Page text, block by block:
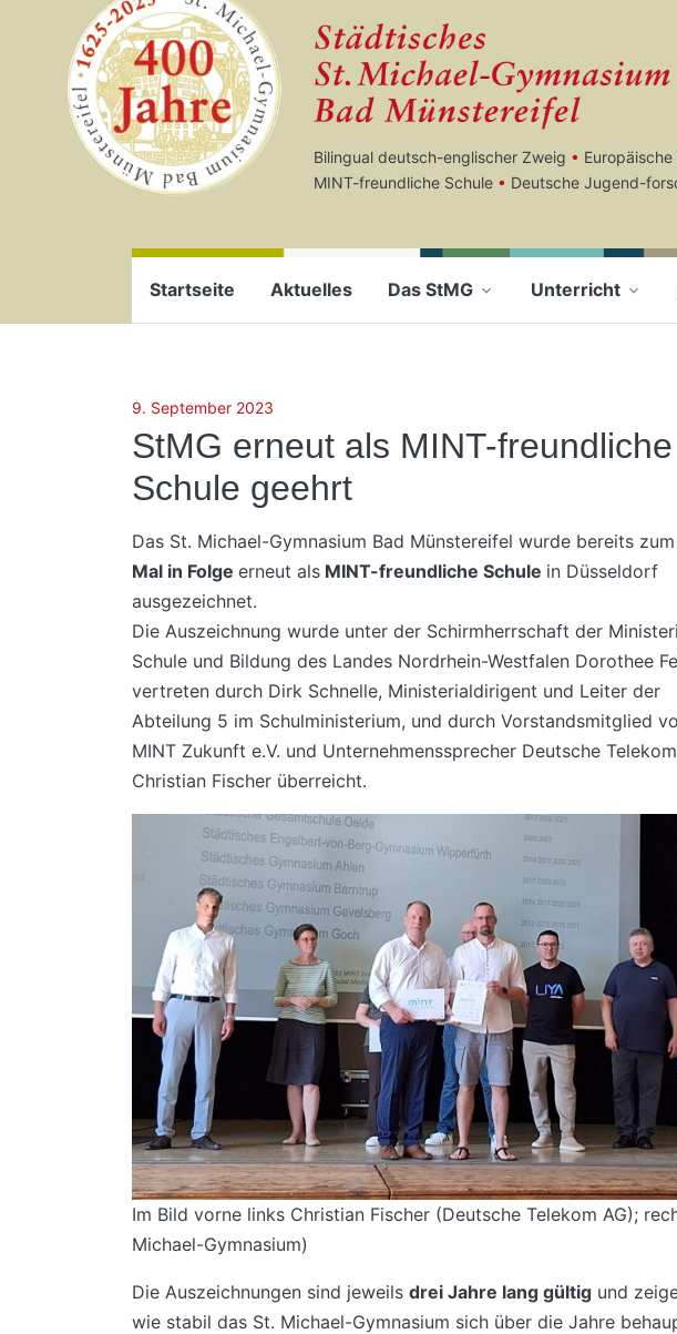
Zum Seiteninhalt springen
Bilingual deutsch-englischer Zweig •
MINT-freundliche Schule • Deutsche Jugend-
Startseite Aktuelles Das StMG Unterricht
9. September 2023
StMG erneut als MINT-freundliche
Schule geehrt
Das St. Michael-Gymnasium Bad Münstereifel wurde bereits zum
Mal in Folge erneut als MINT-freundliche Schule in Düsseldorf
ausgezeichnet.
Die Auszeichnung wurde unter der Schirmherrschaft der
Schule und Bildung des Landes Nordrhein-Westfalen Dorothee
vertreten durch Dirk Schnelle, Ministerialdirigent und Leiter der
Abteilung 5 im Schulministerium, und durch Vorstandsmitglied
MINT Zukunft e.V. und Unternehmenssprecher Deutsche
Christian Fischer überreicht.
Im Bild vorne links Christian Fischer (Deutsche Telekom AG);
Michael-Gymnasium)
Die Auszeichnungen sind jeweils drei Jahre lang gültig und
wie stabil das St. Michael-Gymnasium sich über die Jahre